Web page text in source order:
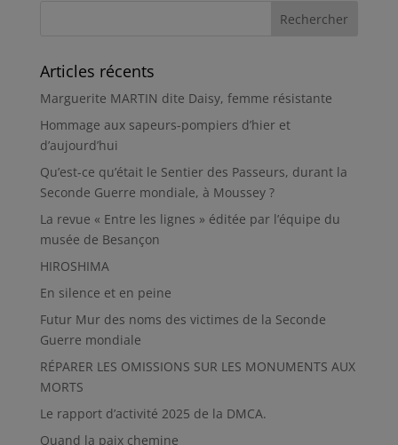
Articles récents
Marguerite MARTIN dite Daisy, femme résistante
Hommage aux sapeurs-pompiers d’hier et
d’aujourd’hui
Qu’est-ce qu’était le Sentier des Passeurs, durant la
Seconde Guerre mondiale, à Moussey ?
La revue « Entre les lignes » éditée par l’équipe du
musée de Besançon
HIROSHIMA
En silence et en peine
Futur Mur des noms des victimes de la Seconde
Guerre mondiale
RÉPARER LES OMISSIONS SUR LES MONUMENTS AUX
MORTS
Le rapport d’activité 2025 de la DMCA.
Quand la paix chemine